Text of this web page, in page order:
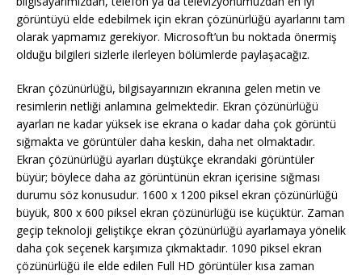
görüntüyü elde edebilmek için ekran çözünürlüğü ayarlarını tam
olarak yapmamız gerekiyor. Microsoft’un bu noktada önermiş
olduğu bilgileri sizlerle ilerleyen bölümlerde paylaşacağız.
Ekran çözünürlüğü, bilgisayarınızın ekranına gelen metin ve
resimlerin netliği anlamına gelmektedir. Ekran çözünürlüğü
ayarları ne kadar yüksek ise ekrana o kadar daha çok görüntü
sığmakta ve görüntüler daha keskin, daha net olmaktadır.
Ekran çözünürlüğü ayarları düştükçe ekrandaki görüntüler
büyür; böylece daha az görüntünün ekran içerisine sığması
durumu söz konusudur. 1600 x 1200 piksel ekran çözünürlüğü
büyük, 800 x 600 piksel ekran çözünürlüğü ise küçüktür. Zaman
geçip teknoloji geliştikçe ekran çözünürlüğü ayarlamaya yönelik
daha çok seçenek karşımıza çıkmaktadır. 1090 piksel ekran
çözünürlüğü ile elde edilen Full HD görüntüler kısa zaman